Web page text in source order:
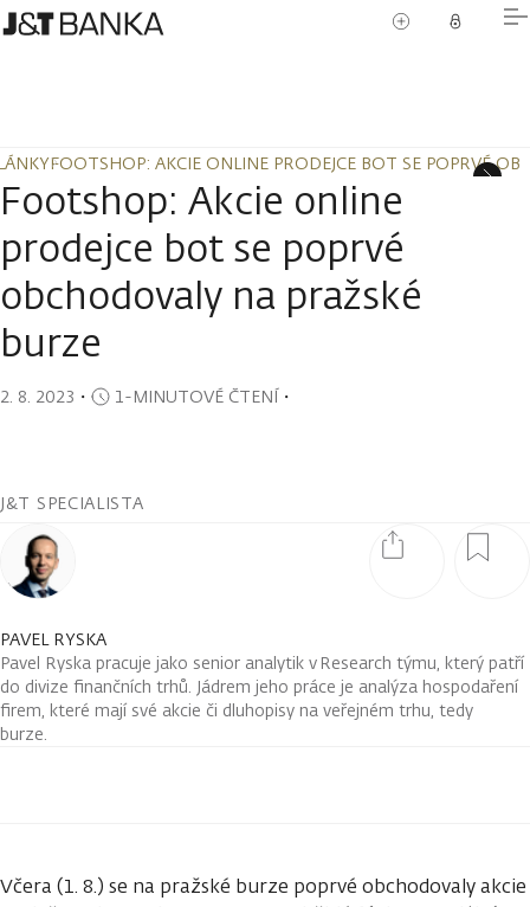
FOOTSHOP: AKCIE ONLINE PRODEJCE BOT SE POPRVÉ
FOOTSHOP: AKCIE ONLINE PRODEJCE BOT SE POPRVÉ
Footshop: Akcie online
prodejce bot se poprvé
obchodovaly na pražské
burze
2. 8. 2023 ・ 1-MINUTOVÉ ČTENÍ・
J&T SPECIALISTA
PAVEL RYSKA
Pavel Ryska pracuje jako senior analytik v Research týmu, který patří
do divize finančních trhů. Jádrem jeho práce je analýza hospodaření
firem, které mají své akcie či dluhopisy na veřejném trhu, tedy
burze.
Včera (1. 8.) se na pražské burze poprvé obchodovaly akcie